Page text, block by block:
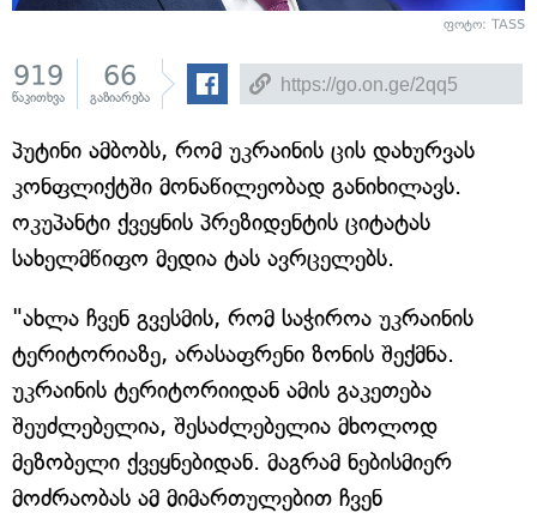
ფოტო: TASS
919
წაკითხვა
66
გაზიარება
პუტინი ამბობს, რომ უკრაინის ცის დახურვას
კონფლიქტში მონაწილეობად განიხილავს.
ოკუპანტი ქვეყნის პრეზიდენტის ციტატას
სახელმწიფო მედია ტას ავრცელებს.
"ახლა ჩვენ გვესმის, რომ საჭიროა უკრაინის
ტერიტორიაზე, არასაფრენი ზონის შექმნა.
უკრაინის ტერიტორიიდან ამის გაკეთება
შეუძლებელია, შესაძლებელია მხოლოდ
მეზობელი ქვეყნებიდან. მაგრამ ნებისმიერ
მოძრაობას ამ მიმართულებით ჩვენ